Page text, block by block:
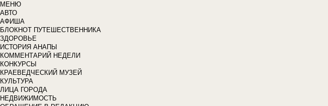
МЕНЮ
АВТО
АФИША
БЛОКНОТ ПУТЕШЕСТВЕННИКА
ЗДОРОВЬЕ
ИСТОРИЯ АНАПЫ
КОММЕНТАРИЙ НЕДЕЛИ
КОНКУРСЫ
КРАЕВЕДЧЕСКИЙ МУЗЕЙ
КУЛЬТУРА
ЛИЦА ГОРОДА
НЕДВИЖИМОСТЬ